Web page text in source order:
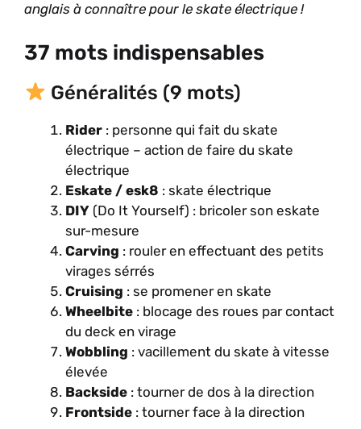
anglais à connaître pour le skate électrique !
37 mots indispensables
Généralités (9 mots)
Rider : personne qui fait du skate
électrique – action de faire du skate
électrique
Eskate / esk8 : skate électrique
DIY (Do It Yourself) : bricoler son eskate
sur-mesure
Carving : rouler en effectuant des petits
virages sérrés
Cruising : se promener en skate
Wheelbite : blocage des roues par contact
du deck en virage
Wobbling : vacillement du skate à vitesse
élevée
Backside : tourner de dos à la direction
Frontside : tourner face à la direction